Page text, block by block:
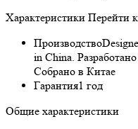
Характеристики Перейти
Производство
in China.
Собрано в Китае
Гарантия1 год
Общие характеристики